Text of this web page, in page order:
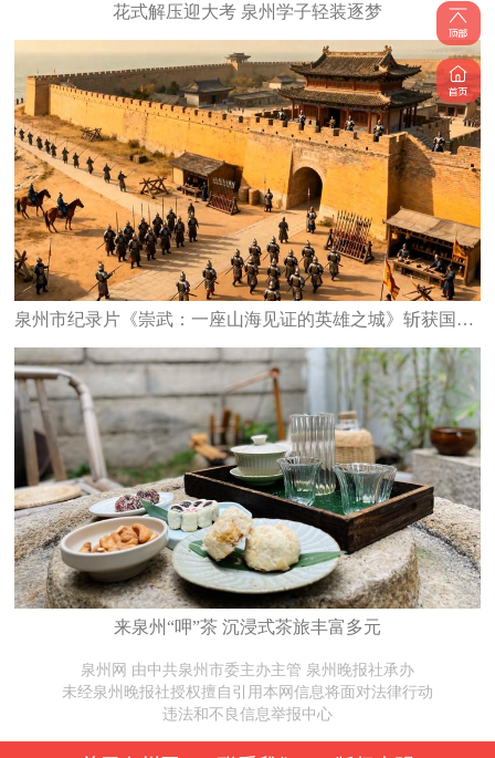
花式解压迎大考 泉州学子轻装逐梦
泉州市纪录片《崇武：一座山海见证的英雄之城》斩获国家级大奖
来泉州“呷”茶 沉浸式茶旅丰富多元
泉州网 由中共泉州市委主办主管 泉州晚报社承办
未经泉州晚报社授权擅自引用本网信息将面对法律行动
违法和不良信息举报中心